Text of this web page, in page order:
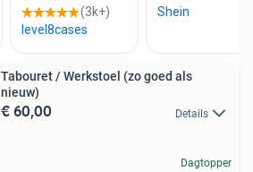
Tabouret / Werkstoel (zo goed als
nieuw)
€ 60,00 Details
Dagtopper